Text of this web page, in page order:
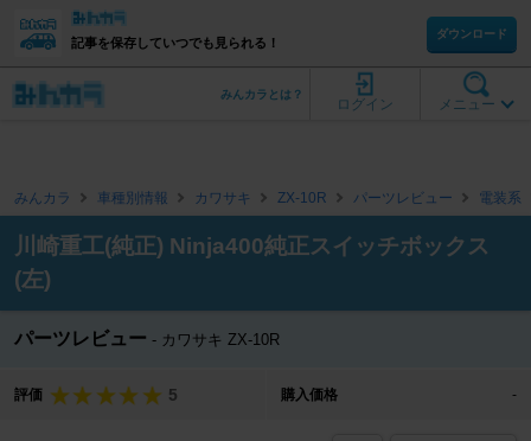
記事を保存していつでも見られる！
ダウンロード
メニュー
ログイン
みんカラとは？
みんカラ 車種別情報 カワサキ ZX-10R パーツレビュー 電装系
川崎重工(純正) Ninja400純正スイッチボックス
(左)
パーツレビュー カワサキ ZX-10R
評価 5 購入価格 -